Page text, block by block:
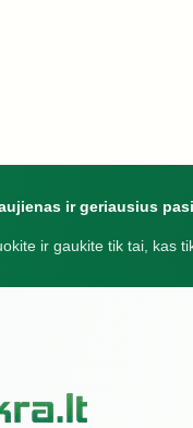
ir geriausius
ir gaukite tik tai, kas